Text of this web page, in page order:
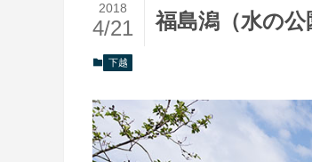
福島潟（水の公
2018
4/21
下越